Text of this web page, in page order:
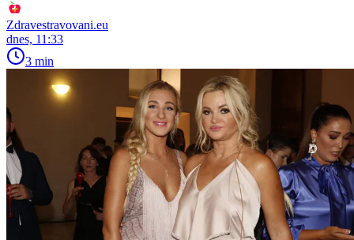
Zdravestravovani.eu
dnes, 11:33
3 min